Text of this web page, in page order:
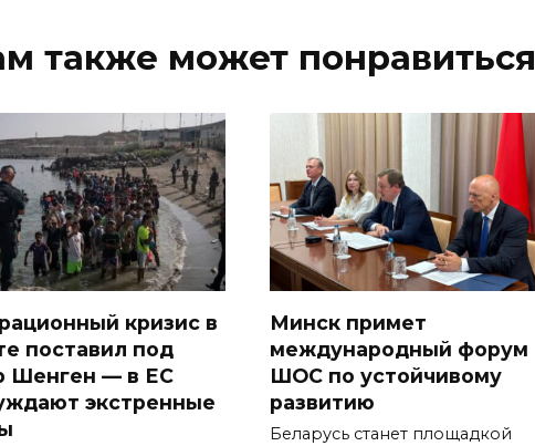
также может понравиться
кризис в
поставил под
Шенген — в ЕС
экстренные
Минск примет
международный форум
ШОС по устойчивому
развитию
Беларусь станет площадкой